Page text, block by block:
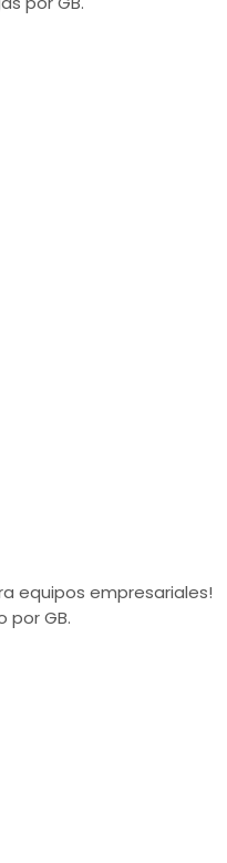
equipos empresariales!
por GB.